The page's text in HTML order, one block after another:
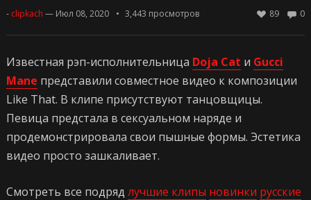
- clipkach — Июл 08, 2020 3,443 просмотров 0
89
Известная рэп-исполнительница Doja Cat и Gucci
Mane представили совместное видео к композиции
Like That. В клипе присутствуют танцовщицы.
Певица предстала в сексуальном наряде и
продемонстрировала свои пышные формы. Эстетика
видео просто зашкаливает.
Смотреть все подряд лучшие клипы новинки русские